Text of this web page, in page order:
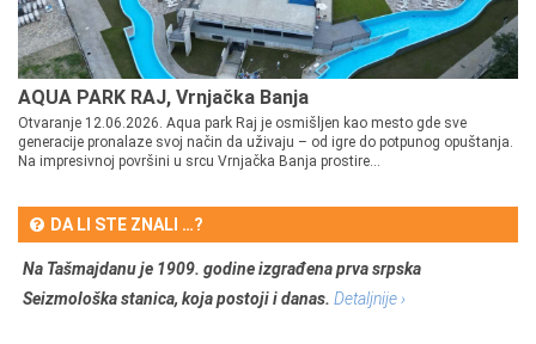
AQUA PARK RAJ, Vrnjačka Banja
Otvaranje 12.06.2026. Aqua park Raj je osmišljen kao mesto gde sve
generacije pronalaze svoj način da uživaju – od igre do potpunog opuštanja.
Na impresivnoj površini u srcu Vrnjačka Banja prostire...
DA LI STE ZNALI …?
Na Tašmajdanu je 1909. godine izgrađena prva srpska
Seizmološka stanica, koja postoji i danas. Detaljnije ›